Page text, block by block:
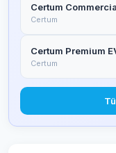
Certum
Certum
Certum Premium
Certum